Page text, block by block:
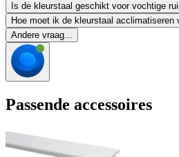
Is de kleurstaal geschikt voor vochtige
Hoe moet ik de kleurstaal acclimatiseren
Andere vraag...
Passende accessoires